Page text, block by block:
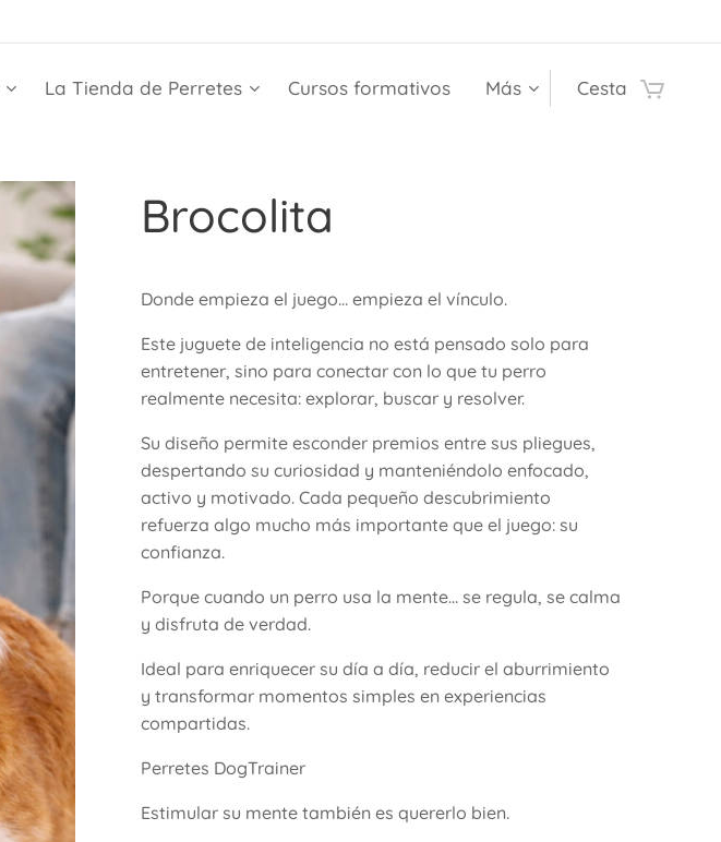
La Tienda de Perretes Cursos formativos Más Cesta
Brocolita
Donde empieza el juego… empieza el vínculo.
Este juguete de inteligencia no está pensado solo para
entretener, sino para conectar con lo que tu perro
realmente necesita: explorar, buscar y resolver.
Su diseño permite esconder premios entre sus pliegues,
despertando su curiosidad y manteniéndolo enfocado,
activo y motivado. Cada pequeño descubrimiento
refuerza algo mucho más importante que el juego: su
confianza.
Porque cuando un perro usa la mente… se regula, se calma
y disfruta de verdad.
Ideal para enriquecer su día a día, reducir el aburrimiento
y transformar momentos simples en experiencias
compartidas.
Perretes DogTrainer
Estimular su mente también es quererlo bien.